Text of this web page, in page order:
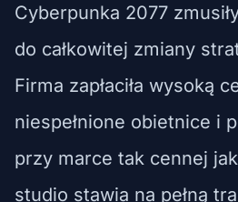
Cyberpunka 2077
do całkowitej zmiany
Firma zapłaciła wysoką
niespełnione obietnice i
przy marce tak cennej
studio stawia na pełną